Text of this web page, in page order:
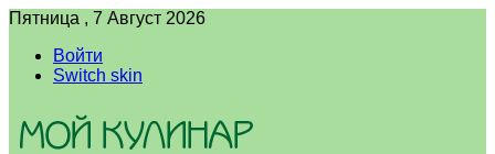
Пятница , 7 Август 2026
Войти
Switch skin